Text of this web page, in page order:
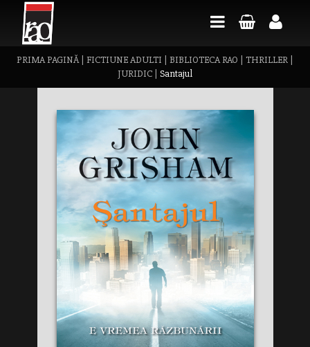
PRIMA PAGINĂ| FICTIUNE ADULTI BIBLIOTECA RAO THRILLER
JURIDIC
Santajul